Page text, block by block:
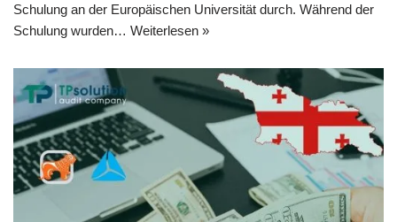
Schulung an der Europäischen Universität durch. Während der
Schulung wurden… Weiterlesen »